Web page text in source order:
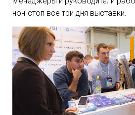
нон-стоп все три дня выставки.